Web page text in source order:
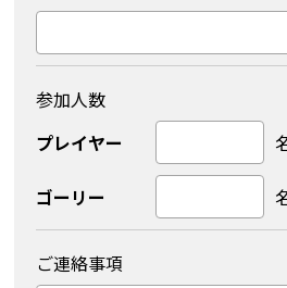
参加人数
プレイヤー
ゴーリー
ご連絡事項